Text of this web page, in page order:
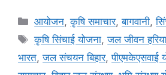
आयोजन,कृषि समाचार,बागवानी,
कृषि सिंचाई योजना,जल जीवन
भारत,जल संचयन बिहार,पीएमकेएसवाई